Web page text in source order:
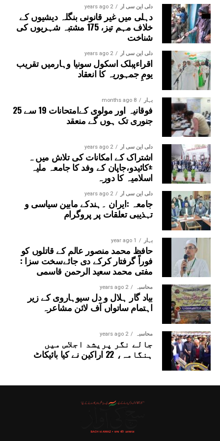
سیکٹر-97، سیکٹر-105، سیکٹر-108، سیکٹر-93، اور پنچشیل
بوائز انٹر کالج شامل ہوں گے۔
دلی این سی آر 2 years ago
دہلی میں غیر قانونی بنگلہ دیشیوں کے
خلاف مہم تیز، 175 مشتبہ شہریوں کی
شناخت
دلی این سی آر 2 years ago
اقراءپبلک اسکول سونیا وہارمیں تقریب
یومِ جمہوریہ کا انعقاد
بہار 8 months ago
فوقانیہ اور مولوی کےامتحانات 19 سے 25
جنوری تک ہوں گے منعقد
دلی این سی آر 2 years ago
اشتراک کے امکانات کی تلاش میں ہ
±کائیدو،جاپان کے وفد کا جامعہ ملیہ
اسلامیہ کا دورہ
دلی این سی آر 2 years ago
جامعہ :ایران ۔ہندکے مابین سیاسی و
تہذیبی تعلقات پر پروگرام
بہار 1 year ago
حافظ محمد منصور عالم کے قاتلوں کو
فوراً گرفتار کرکے دی جائےسخت سزا :
مفتی محمد سعید الرحمن قاسمی
محاسبہ 2 years ago
بیاد گار ہلال و دل سیوہاروی کے زیر
اہتمام ساتواں آف لائن مشاعرہ
محاسبہ 2 years ago
جالے نگر پریشد اجلاس میں
ہنگامہ، 22 اراکین نے کیا بائیکاٹ